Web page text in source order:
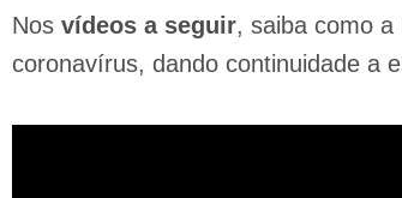
Nos vídeos a seguir, saiba como a
coronavírus, dando continuidade a